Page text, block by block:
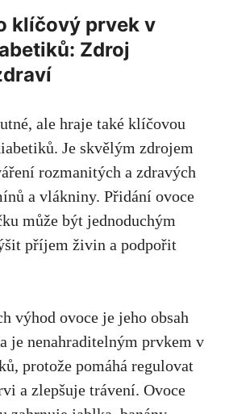
klíčový prvek v
Zdroj
ale hraje také klíčovou
Je skvělým zdrojem
rozmanitých a zdravých
a vlákniny. ⁢Přidání ovoce
může být ‌jednoduchým
příjem živin a podpořit
výhod ovoce je⁤ jeho‌ obsah
je nenahraditelným prvkem ⁤v
protože pomáhá regulovat
a ​zlepšuje trávení. Ovoce